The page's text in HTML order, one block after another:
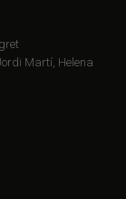
Martí, Helena